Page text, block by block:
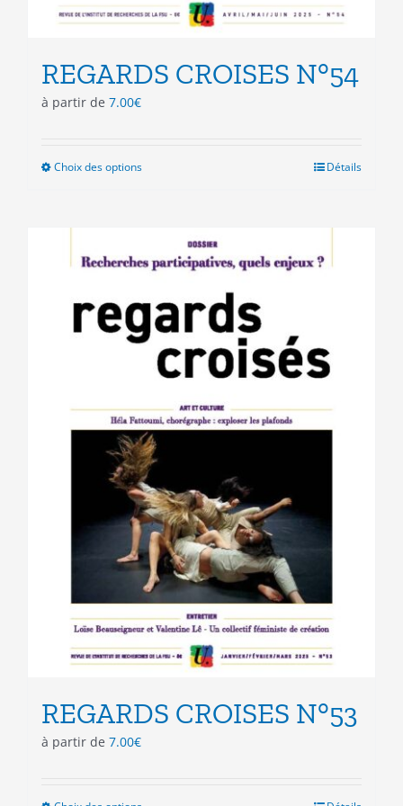
REGARDS CROISES N°54
à partir de 7.00€
Choix des optionsCe
variations.
Les
peuvent
être
choisies
sur
page
du
produit
Détails
REGARDS CROISES N°53
à partir de 7.00€